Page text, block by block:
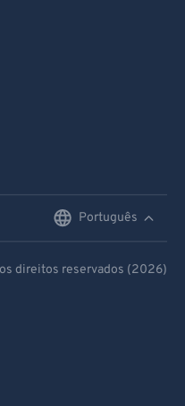
Português
direitos reservados (2026)